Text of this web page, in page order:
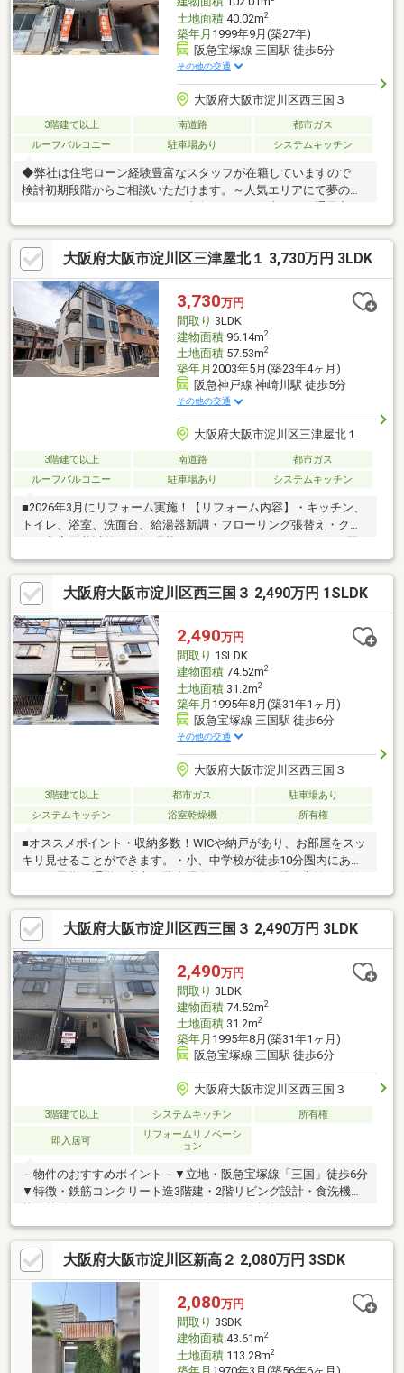
土地面積40.02m2
築年月 1999年9月(築27年)
阪急宝塚線 三国駅 徒歩5分
その他の交通
大阪府大阪市淀川区西三国３
3階建て以上 南道路
都市ガス
ルーフバルコニー
駐車場あり システムキッチン
◆弊社は住宅ローン経験豊富なスタッフが在籍していますので
検討初期段階からご相談いただけます。～人気エリアにて夢のマ
でございます☆家族との楽しい思い出がたくさん作れる広々ルー
フバルコニーが魅力的な1邸。ぜひ現地を実際にご覧ください!!・2
階に水廻りを集約させた動線スムーズな間取り・周辺環境が整っ
た人気エリア・弊社窓口につき迅速で柔軟な対応が可能◆◆◆不
動産のことなら株式会社ジノベーションへ◆◆◆住まい探しはも
ちろん相続相談などもお任せください!!06-4309-8878までお問い合
わせお待ちしております。
大阪府大阪市淀川区三津屋北１ 3,730万円 3LDK
3,730万円
間取り 3LDK
建物面積96.14m2
土地面積57.53m2
築年月 2003年5月(築23年4ヶ月)
阪急神戸線 神崎川駅 徒歩5分
その他の交通
大阪府大阪市淀川区三津屋北１
3階建て以上 南道路
都市ガス
ルーフバルコニー
駐車場あり システムキッチン
■2026年3月にリフォーム実施！【リフォーム内容】・キッチン、
トイレ、浴室、洗面台、給湯器新調・フローリング張替え・クロ
徒歩5分の利便性の高い立地！■神崎川河川敷はサイクリングロー
ドが整備！■『三津屋小学校』徒歩2分で通学安心！■スーパー至
近！買い物ラクラク！■鉄骨造のしっかりとした建物！■3LDKと
約3.5帖の納戸付き！■陽当たり・風通し良好！■2階リビングで明
るくプライバシー性良好！■屋上はBBQやガーデニングなど多用途
に活用可能！■車1台分の駐車スペースあり（車種による）！
大阪府大阪市淀川区西三国３ 2,490万円 1SLDK
2,490万円
間取り 1SLDK
建物面積74.52m2
土地面積31.2m2
築年月 1995年8月(築31年1ヶ月)
阪急宝塚線 三国駅 徒歩6分
その他の交通
大阪府大阪市淀川区西三国３
3階建て以上 都市ガス
駐車場あり
システムキッチン
浴室乾燥機 所有権
■オススメポイント・収納多数！WICや納戸があり、お部屋をスッ
キリ見せることができます。・小、中学校が徒歩10分圏内にあ
と集まる広さです■リフォーム内容（2025年11月）・システムキ
ッチン新調（食洗器付）・ユニットバス新調（浴室乾燥機付
き）・洗面化粧台新調・全室フロアタイル張替・全室クロス張
替・ダウンライト新設・給湯器交換・トイレ交換・建具全て交
換・玄関扉交換・車庫塗装・バルコニー防水・シューズボックス
交換・ハウスクリーニング等
大阪府大阪市淀川区西三国３ 2,490万円 3LDK
2,490万円
間取り 3LDK
建物面積74.52m2
土地面積31.2m2
築年月 1995年8月(築31年1ヶ月)
阪急宝塚線 三国駅 徒歩6分
大阪府大阪市淀川区西三国３
3階建て以上 システムキッチン 所有権
即入居可
リフォームリノベーシ
ョン
－物件のおすすめポイント－▼立地・阪急宝塚線「三国」徒歩6分
▼特徴・鉄筋コンクリート造3階建・2階リビング設計・食洗機搭
12月内外装リフォーム済【新調】キッチン、UB、洗面台、トイ
レ、給湯器 等【張替】全室壁・天井クロス、全室フロアタイル
【その他】車庫塗装、バルコニー防水工事 他▼周辺環境・生鮮ス
ーパー八百鮮三国店 徒歩3分(約170m)・三国小学校 徒歩5分(約
350m)■ ご希望の住まい探しをお手伝いします ━━━━━・・・
物件の詳細・ご相談はお気軽にお問い合わせください。
大阪府大阪市淀川区新高２ 2,080万円 3SDK
2,080万円
間取り 3SDK
建物面積43.61m2
土地面積113.28m2